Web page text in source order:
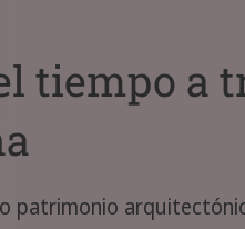
tiempo a
patrimonio